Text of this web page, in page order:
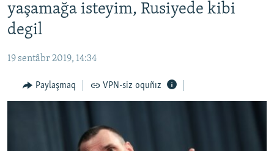
Baş
navigatsiyağa
qaytmaq
Qıdıruvğa
İQTİSADİYAT
MEDENİYET
İNSAN AQLARI
yaşamağa isteyim, Rusiyede kibi
degil
19 sentâbr 2019, 14:34
Paylaşmaq VPN-siz oquñız